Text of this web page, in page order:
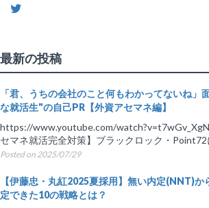
最新の投稿
「君、うちの会社のこと何もわかってないね」
な就活生"の自己PR【外資アセマネ編】
https://www.youtube.com/
セマネ就活完全対策】ブラックロック・Point72
Posted on 2025/07/29
【伊藤忠・丸紅2025夏採用】無い内定(NNT)か
定できた10の戦略とは？